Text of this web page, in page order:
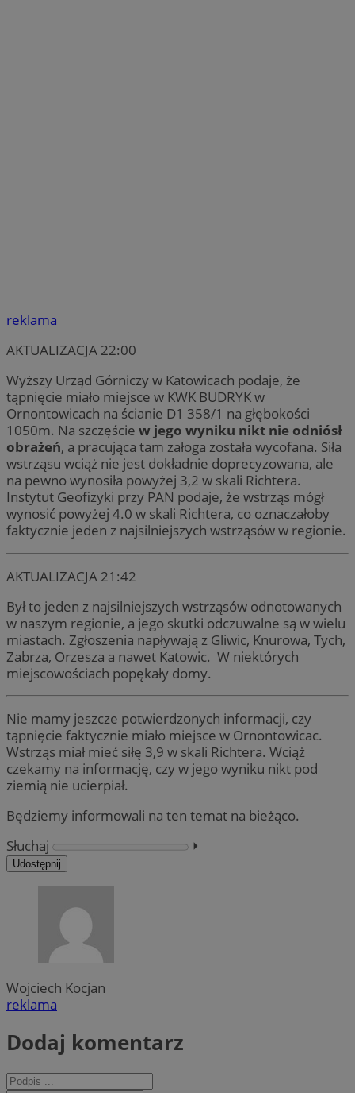
reklama
AKTUALIZACJA 22:00
Wyższy Urząd Górniczy w Katowicach podaje, że
tąpnięcie miało miejsce w KWK BUDRYK w
Ornontowicach na ścianie D1 358/1 na głębokości
1050m. Na szczęście w jego wyniku nikt nie odniósł
obrażeń, a pracująca tam załoga została wycofana. Siła
wstrząsu wciąż nie jest dokładnie doprecyzowana, ale
na pewno wynosiła powyżej 3,2 w skali Richtera.
Instytut Geofizyki przy PAN podaje, że wstrząs mógł
wynosić powyżej 4.0 w skali Richtera, co oznaczałoby
faktycznie jeden z najsilniejszych wstrząsów w regionie.
AKTUALIZACJA 21:42
Był to jeden z najsilniejszych wstrząsów odnotowanych
w naszym regionie, a jego skutki odczuwalne są w wielu
miastach. Zgłoszenia napływają z Gliwic, Knurowa, Tych,
Zabrza, Orzesza a nawet Katowic. W niektórych
miejscowościach popękały domy.
Nie mamy jeszcze potwierdzonych informacji, czy
tąpnięcie faktycznie miało miejsce w Ornontowicac.
Wstrząs miał mieć siłę 3,9 w skali Richtera. Wciąż
czekamy na informację, czy w jego wyniku nikt pod
ziemią nie ucierpiał.
Będziemy informowali na ten temat na bieżąco.
Słuchaj
⏵︎
Udostępnij
Wojciech Kocjan
reklama
Dodaj komentarz